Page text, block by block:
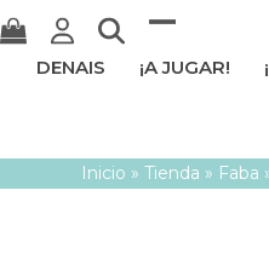
Mostrar
menú
Cerrar
DENAIS ¡A JUGAR!
Inicio »Tienda » Faba